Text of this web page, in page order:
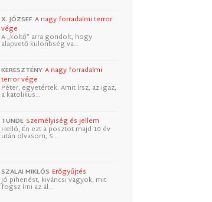
X. JÓZSEF A nagy forradalmi terror
vége
A „költő” arra gondolt, hogy
alapvető különbség va…
KERESZTÉNY A nagy forradalmi
terror vége
Péter, egyetértek. Amit írsz, az igaz,
a katolikus…
TUNDE Személyiség és jellem
Helló, Én ezt a posztot majd 10 év
után olvasom, S…
SZALAI MIKLÓS Erőgyűjtés
Jó pihenést, kiváncsi vagyok, mit
fogsz írni az ál…